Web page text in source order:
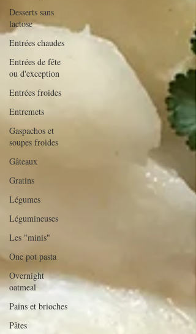
Desserts sans
lactose
Entrées chaudes
Entrées de fête
ou d'exception
Entrées froides
Entremets
Gaspachos et
soupes froides
Gâteaux
Gratins
Légumes
Légumineuses
Les "minis"
One pot pasta
Overnight
oatmeal
Pains et brioches
Pâtes